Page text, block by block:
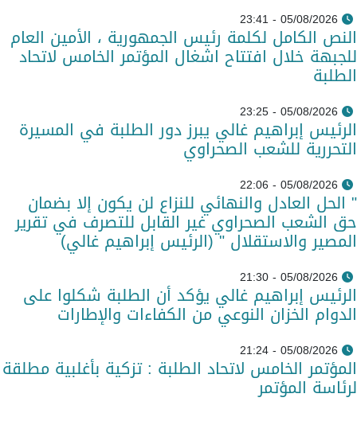
05/08/2026 - 23:41
النص الكامل لكلمة رئيس الجمهورية ، الأمين العام
للجبهة خلال افتتاح اشغال المؤتمر الخامس لاتحاد
الطلبة
05/08/2026 - 23:25
الرئيس إبراهيم غالي يبرز دور الطلبة في المسيرة
التحررية للشعب الصحراوي
05/08/2026 - 22:06
" الحل العادل والنهائي للنزاع لن يكون إلا بضمان
حق الشعب الصحراوي غير القابل للتصرف في تقرير
المصير والاستقلال " (الرئيس إبراهيم غالي)
05/08/2026 - 21:30
الرئيس إبراهيم غالي يؤكد أن الطلبة شكلوا على
الدوام الخزان النوعي من الكفاءات والإطارات
05/08/2026 - 21:24
المؤتمر الخامس لاتحاد الطلبة : تزكية بأغلبية مطلقة
لرئاسة المؤتمر